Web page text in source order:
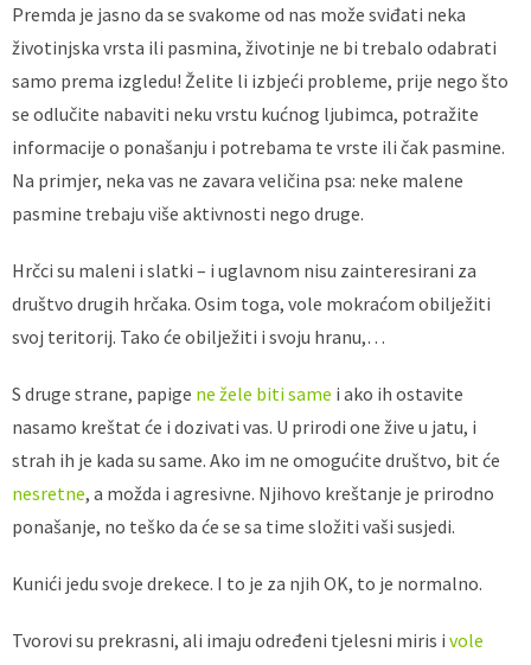
Premda je jasno da se svakome od nas može sviđati neka
životinjska vrsta ili pasmina, životinje ne bi trebalo odabrati
samo prema izgledu! Želite li izbjeći probleme, prije nego što
se odlučite nabaviti neku vrstu kućnog ljubimca, potražite
informacije o ponašanju i potrebama te vrste ili čak pasmine.
Na primjer, neka vas ne zavara veličina psa: neke malene
pasmine trebaju više aktivnosti nego druge.
Hrčci su maleni i slatki – i uglavnom nisu zainteresirani za
društvo drugih hrčaka. Osim toga, vole mokraćom obilježiti
svoj teritorij. Tako će obilježiti i svoju hranu,…
S druge strane, papige ne žele biti same i ako ih ostavite
nasamo kreštat će i dozivati vas. U prirodi one žive u jatu, i
strah ih je kada su same. Ako im ne omogućite društvo, bit će
nesretne, a možda i agresivne. Njihovo kreštanje je prirodno
ponašanje, no teško da će se sa time složiti vaši susjedi.
Kunići jedu svoje drekece. I to je za njih OK, to je normalno.
Tvorovi su prekrasni, ali imaju određeni tjelesni miris i vole